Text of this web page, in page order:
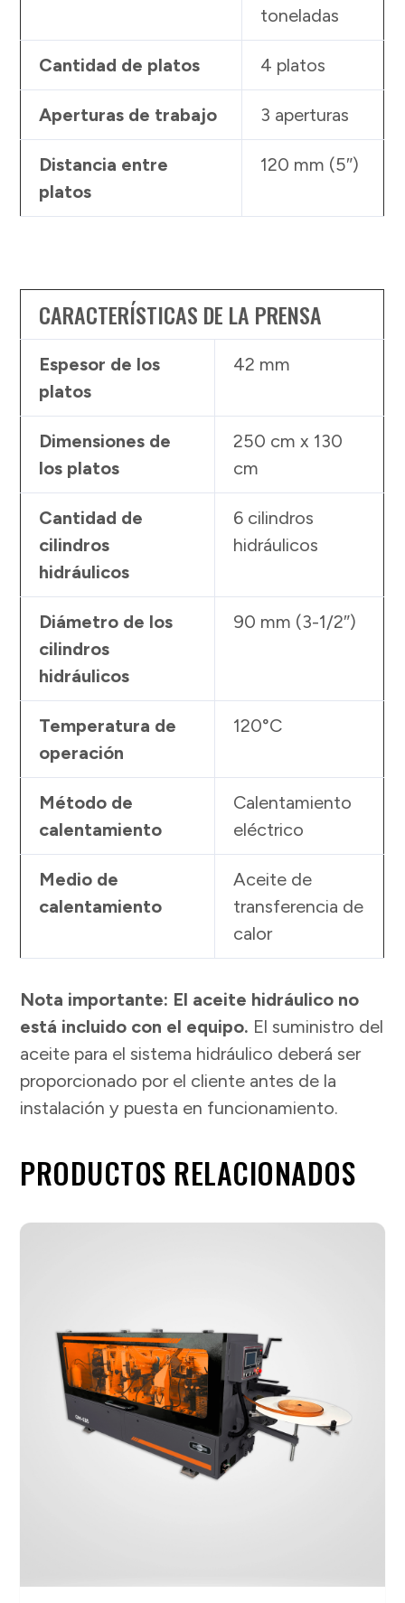
toneladas
Cantidad de platos 4 platos
Aperturas de trabajo 3 aperturas
Distancia entre
platos
120 mm (5″)
CARACTERÍSTICAS DE LA PRENSA
Espesor de los
platos
42 mm
Dimensiones de
los platos
250 cm x 130
cm
Cantidad de
cilindros
hidráulicos
6 cilindros
hidráulicos
Diámetro de los
cilindros
hidráulicos
90 mm (3-1/2″)
Temperatura de
operación
120°C
Método de
calentamiento
Calentamiento
eléctrico
Medio de
calentamiento
Aceite de
transferencia de
calor
Nota importante: El aceite hidráulico no
está incluido con el equipo. El suministro del
aceite para el sistema hidráulico deberá ser
proporcionado por el cliente antes de la
instalación y puesta en funcionamiento.
PRODUCTOS RELACIONADOS